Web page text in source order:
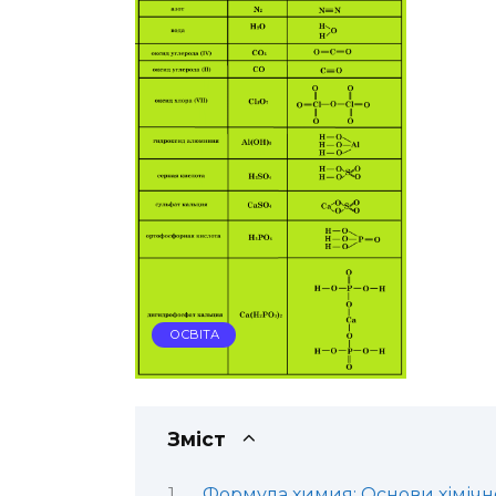
ОСВІТА
Зміст